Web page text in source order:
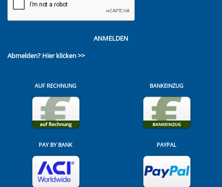
ANMELDEN
Abmelden? Hier klicken >>
AUF RECHNUNG BANKEINZUG
PAY BY BANK PAYPAL